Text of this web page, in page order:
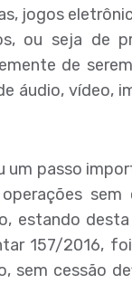
jogos
ou seja de
de
áudio, vídeo,
um passo
estando
157/2016,
sem cessão